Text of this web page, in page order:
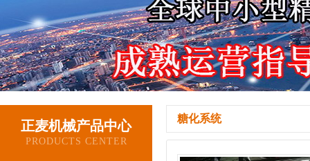
正麦机械产品中心
PRODUCTS CENTER
糖化系统